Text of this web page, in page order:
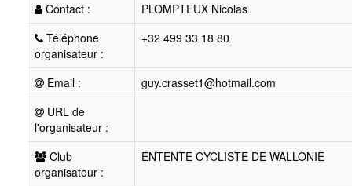
Contact :
PLOMPTEUX Nicolas
Téléphone
organisateur :
+32 499 33 18 80
Email :
guy.crasset1@hotmail.com
URL de
l'organisateur :
Club
organisateur :
ENTENTE CYCLISTE DE WALLONIE